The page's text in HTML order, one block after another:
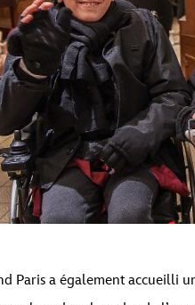
Paris a également accueilli